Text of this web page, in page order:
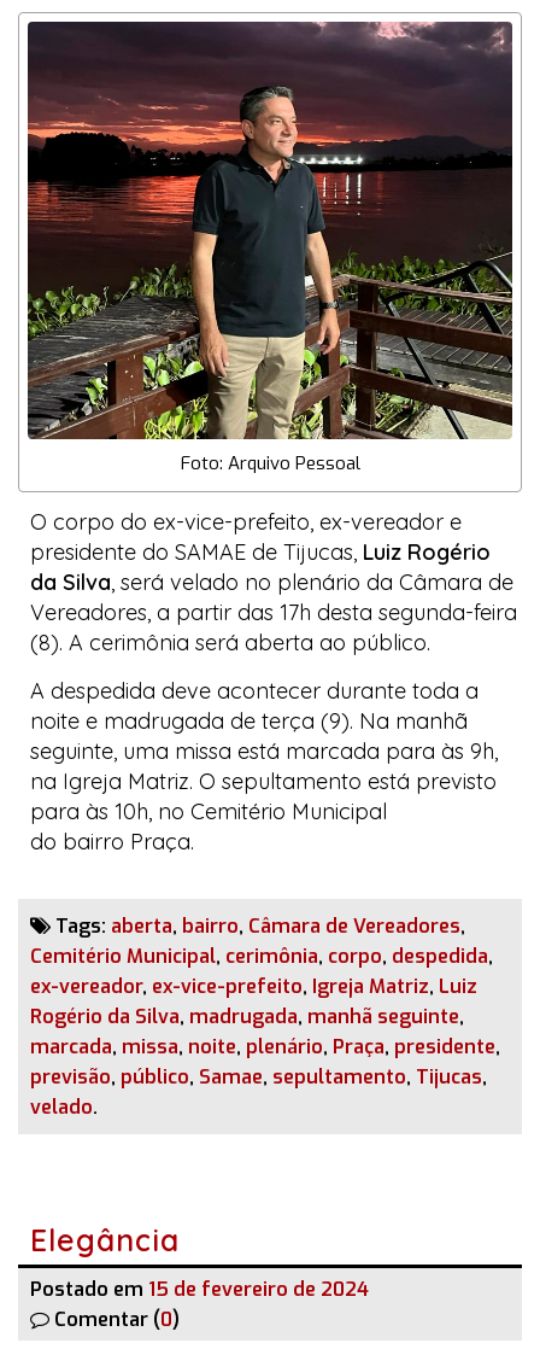
Foto: Arquivo Pessoal
O corpo do ex-vice-prefeito, ex-vereador e
presidente do SAMAE de Tijucas, Luiz Rogério
da Silva, será velado no plenário da Câmara de
Vereadores, a partir das 17h desta segunda-feira
(8). A cerimônia será aberta ao público.
A despedida deve acontecer durante toda a
noite e madrugada de terça (9). Na manhã
seguinte, uma missa está marcada para às 9h,
na Igreja Matriz. O sepultamento está previsto
para às 10h, no Cemitério Municipal
do bairro Praça.
Tags: aberta, bairro, Câmara de Vereadores,
Cemitério Municipal, cerimônia, corpo, despedida,
ex-vereador, ex-vice-prefeito, Igreja Matriz, Luiz
Rogério da Silva, madrugada, manhã seguinte,
marcada, missa, noite, plenário, Praça, presidente,
previsão, público, Samae, sepultamento, Tijucas,
velado.
Elegância
Postado em 15 de fevereiro de 2024
Comentar (0)